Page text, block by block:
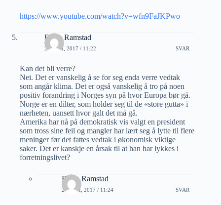
https://www.youtube.com/watch?v=wfn9FaJKPwo
Bjørn Ramstad
20 JUNI, 2017 / 11:22 SVAR
Kan det bli verre?
Nei. Det er vanskelig å se for seg enda verre vedtak
som angår klima. Det er også vanskelig å tro på noen
positiv forandring i Norges syn på hvor Europa bør gå.
Norge er en dilter, som holder seg til de «store gutta» i
nærheten, uansett hvor galt det må gå.
Amerika har nå på demokratisk vis valgt en president
som tross sine feil og mangler har lært seg å lytte til flere
meninger før det fattes vedtak i økonomisk viktige
saker. Det er kanskje en årsak til at han har lykkes i
forretningslivet?
Bjørn Ramstad
20 JUNI, 2017 / 11:24 SVAR